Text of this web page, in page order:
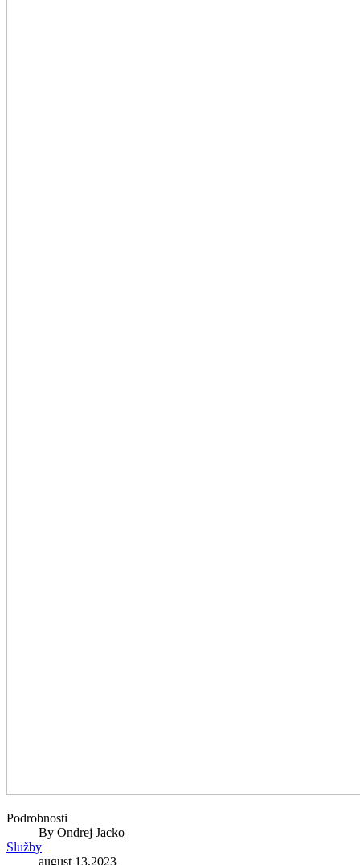
Podrobnosti
By Ondrej Jacko
Služby
august 13,2023